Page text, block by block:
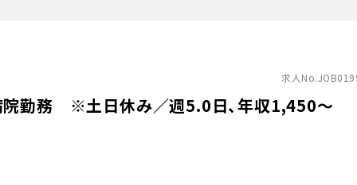
求人
勤務 ※土日休み／週5.0日、年収1,450〜